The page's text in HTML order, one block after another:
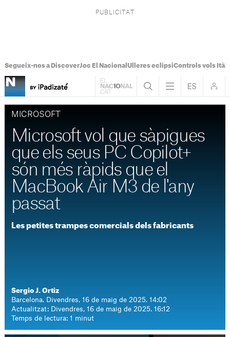
Segueix-nos a DiscoverJoc El Nacional Ulleres eclipsiControls vols
MICROSOFT
Microsoft vol que sàpigues
que els seus PC Copilot+
són més ràpids que el
MacBook Air M3 de l'any
passat
Les petites trampes comercials dels fabricants
Sergio J. Ortiz
Barcelona. Divendres, 16 de maig de 2025. 14:02
Actualitzat: Divendres, 16 de maig de 2025. 16:12
Temps de lectura: 1 minut